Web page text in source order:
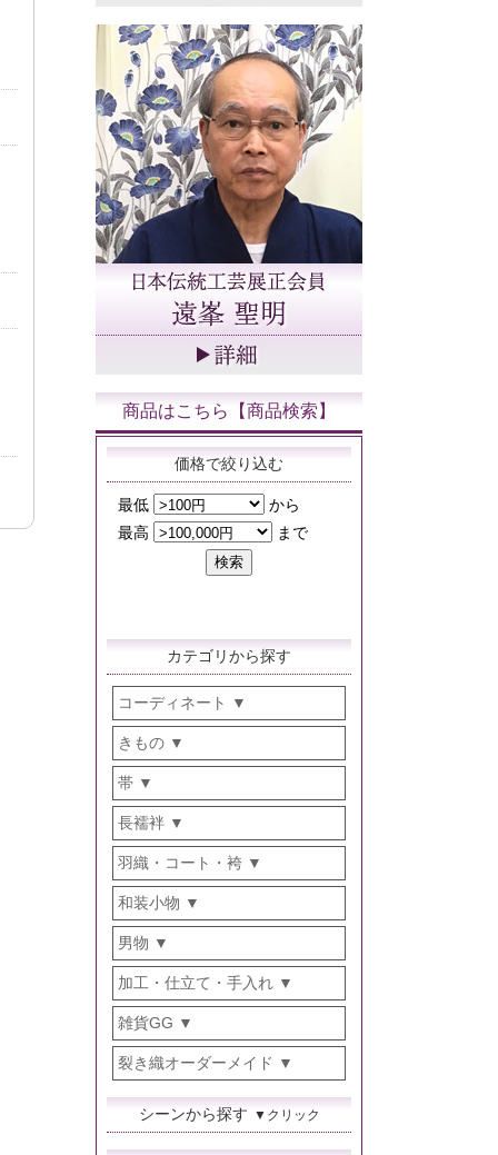
商品はこちら【商品検索】
価格で絞り込む
カテゴリから探す
コーディネート
きもの
帯
長襦袢
羽織・コート・袴
和装小物
男物
加工・仕立て・手入れ
雑貨GG
裂き織オーダーメイド
シーンから探す ▼クリック